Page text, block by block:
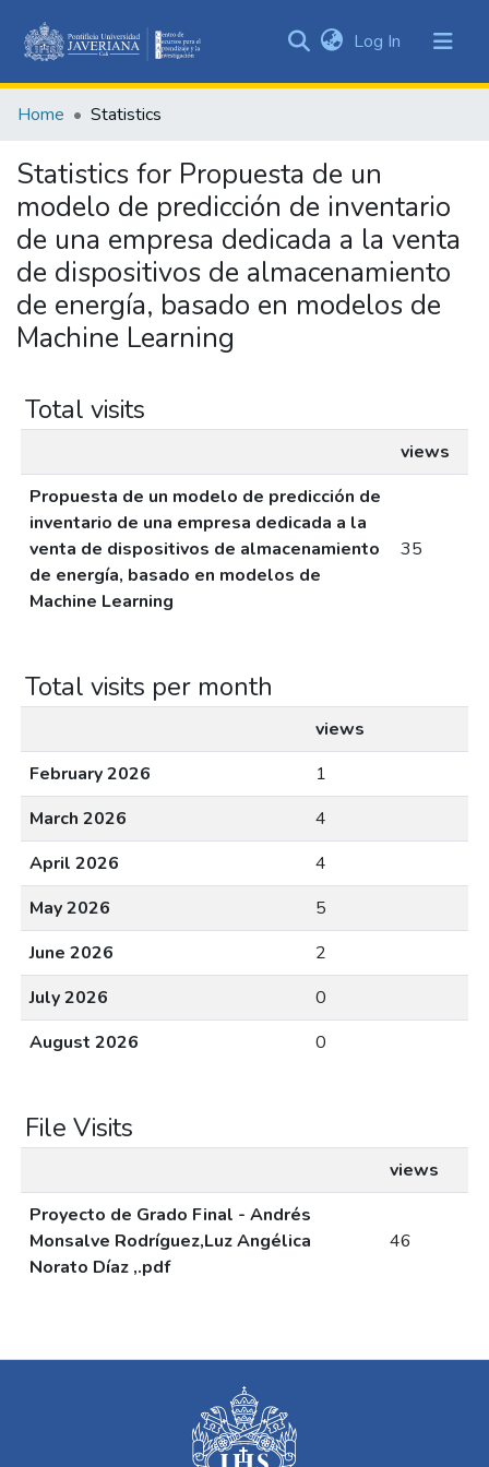
&
All of DSpace
Log In (current)
Home Statistics
Statistics for Propuesta de un
modelo de predicción de inventario
de una empresa dedicada a la venta
de dispositivos de almacenamiento
de energía, basado en modelos de
Machine Learning
Total visits
views
Propuesta de un modelo de predicción de
inventario de una empresa dedicada a la
venta de dispositivos de almacenamiento
de energía, basado en modelos de
Machine Learning
35
Total visits per month
views
February 2026
1
March 2026
4
April 2026
4
May 2026
5
June 2026
2
July 2026
0
August 2026
0
File Visits
views
Proyecto de Grado Final - Andrés
Monsalve Rodríguez,Luz Angélica
Norato Díaz ,.pdf
46